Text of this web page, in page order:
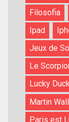
Filosofia
Ipad
Jeux de
Le
Lucky
Martin
Paris est